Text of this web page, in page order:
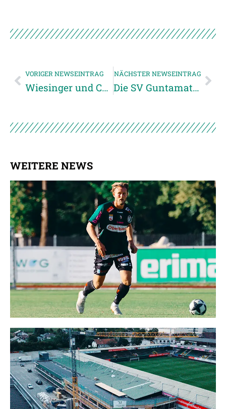
VORIGER NEWSEINTRAG
Wiesinger und Coco ins U19 Nationalteam einberufen
NÄCHSTER NEWSEINTRAG
Die SV Guntamatic Ried startete ins Frühjahr
WEITERE NEWS